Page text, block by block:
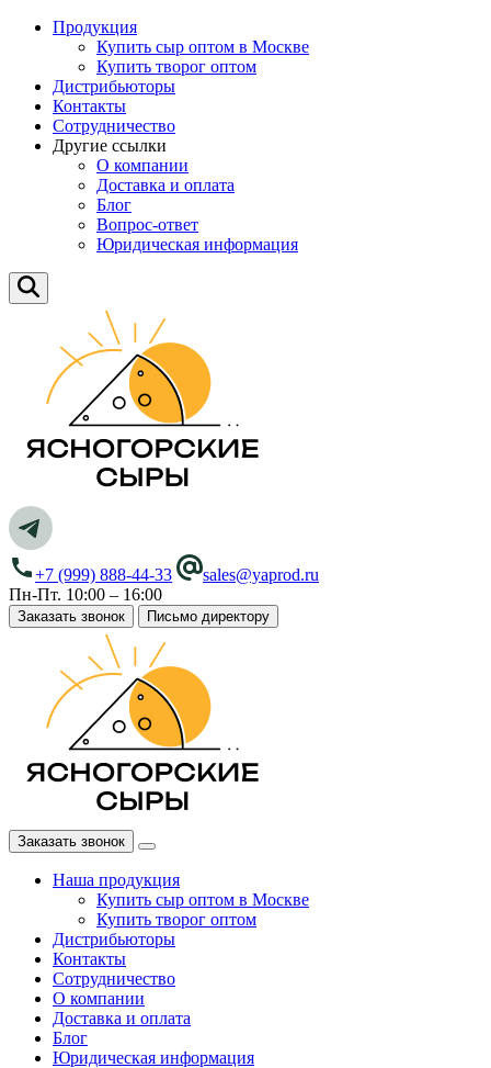
Продукция
Купить сыр оптом в Москве
Купить творог оптом
Дистрибьюторы
Контакты
Сотрудничество
Другие ссылки
О компании
Доставка и оплата
Блог
Вопрос-ответ
Юридическая информация
+7 (999) 888-44-33
sales@yaprod.ru
Пн-Пт. 10:00 – 16:00
Заказать звонок Письмо директору
Заказать звонок
Наша продукция
Купить сыр оптом в Москве
Купить творог оптом
Дистрибьюторы
Контакты
Сотрудничество
О компании
Доставка и оплата
Блог
Юридическая информация